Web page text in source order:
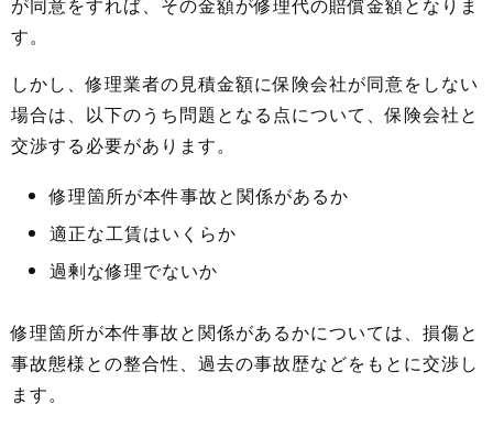
す。
しかし、修理業者の見積金額に保険会社が同意をしない
場合は、以下のうち問題となる点について、保険会社と
交渉する必要があります。
修理箇所が本件事故と関係があるか
適正な工賃はいくらか
過剰な修理でないか
修理箇所が本件事故と関係があるかについては、損傷と
事故態様との整合性、過去の事故歴などをもとに交渉し
ます。